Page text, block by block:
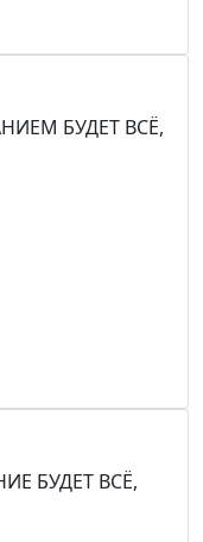
БУДЕТ ВСЁ,
БУДЕТ ВСЁ,